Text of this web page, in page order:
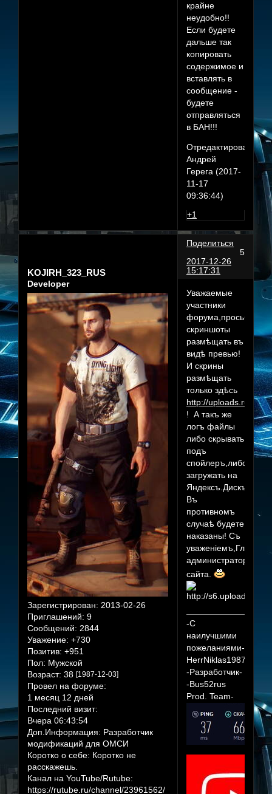
крайне
неудобно!!
Если будете
дальше так
копировать
содержимое и
вставлять в
сообщение -
будете
отправляться
в БАН!!!
Отредактировано
Андрей
Герега (2017-
11-17
09:36:44)
+1
Поделиться
5
2017-12-26
15:17:31
KOJIRH_323_RUS
Developer
Зарегистрирован: 2013-02-26
Приглашений: 9
Сообщений: 2844
Уважение: +730
Позитив: +951
Пол: Мужской
Возраст: 38 [1987-12-03]
Провел на форуме:
1 месяц 12 дней
Последний визит:
Вчера 06:43:54
Доп.Информация: Разработчик
модификаций для ОМСИ
Коротко о себе: Коротко не
расскажешь.
Канал на YouTube/Rutube:
https://rutube.ru/channel/23961562/
Уважаемые
участники
форума,просьба
скриншоты
размѣщать въ
видѣ превью!
И скрины
размѣщать
только здѣсь
http://uploads.ru/
! А такъ же
логъ файлы
либо скрывать
подъ
спойлеръ,либо
загружать на
Яндексъ.Дискъ!
Въ
противномъ
случаѣ будете
наказаны! Съ
уваженіемъ,Главный
администраторъ
сайта.
-С
наилучшими
пожеланиями-
HerrNiklas1987
-Разработчик-
-Bus52rus
Prod. Team-